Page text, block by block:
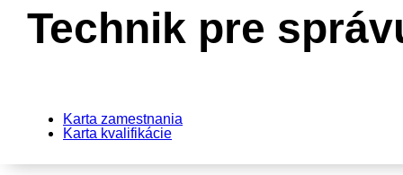
Technik pre
Karta zamestnania
Karta kvalifikácie